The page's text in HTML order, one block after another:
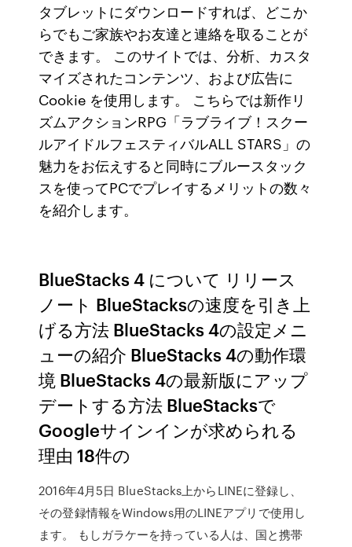
タブレットにダウンロードすれば、どこか
らでもご家族やお友達と連絡を取ることが
できます。 このサイトでは、分析、カスタ
マイズされたコンテンツ、および広告に
Cookie を使用します。 こちらでは新作リ
ズムアクションRPG「ラブライブ！スクー
ルアイドルフェスティバルALL STARS」の
魅力をお伝えすると同時にブルースタック
スを使ってPCでプレイするメリットの数々
を紹介します。
BlueStacks 4 について リリース
ノート BlueStacksの速度を引き上
げる方法 BlueStacks 4の設定メニ
ューの紹介 BlueStacks 4の動作環
境 BlueStacks 4の最新版にアップ
デートする方法 BlueStacksで
Googleサインインが求められる
理由 18件の
2016年4月5日 BlueStacks上からLINEに登録し、
その登録情報をWindows用のLINEアプリで使用し
ます。 もしガラケーを持っている人は、国と携帯